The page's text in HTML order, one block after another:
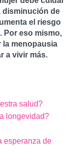
disminución de
el riesgo
Por eso mismo,
la menopausia
a vivir más.
salud?
longevidad?
esperanza de